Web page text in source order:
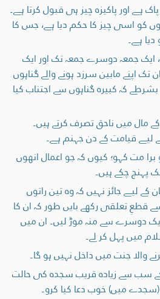
ہے اور پاکیزہ چیز ہی قبول کرتا ہے۔
کو اسی چیز کا حکم دیا ہے، جس کا
ہے۔
ایک جمعہ دوسرے جمعہ تک اور ایک
اپنے مابین سرزد ہونے والے گناہوں
بشرطے کہ کبیرہ گناہوں سے اجتناب کیا
مال میں ناحق تصرف کرتے ہیں۔
لیے قیامت کے دن جہنم ہے۔
مت کہو؛ کیوں کہ جو اعمال انھوں
پہنچ چکے ہیں۔
لیے جائز نہیں کہ وہ تین راتوں
قطعِ تعلقی رکھے بایں طور کہ ان کا
دوسرے سے منہ موڑ لیں۔ ان میں
میں پہل کر لے۔
والا جنت میں داخل نہیں ہو گا۔
کے سب سے زیادہ قریب سجدہ کی حالت
(سجدے میں) خوب دعا کیا کرو۔